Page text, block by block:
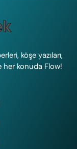
köşe yazıları,
her konuda Flow!